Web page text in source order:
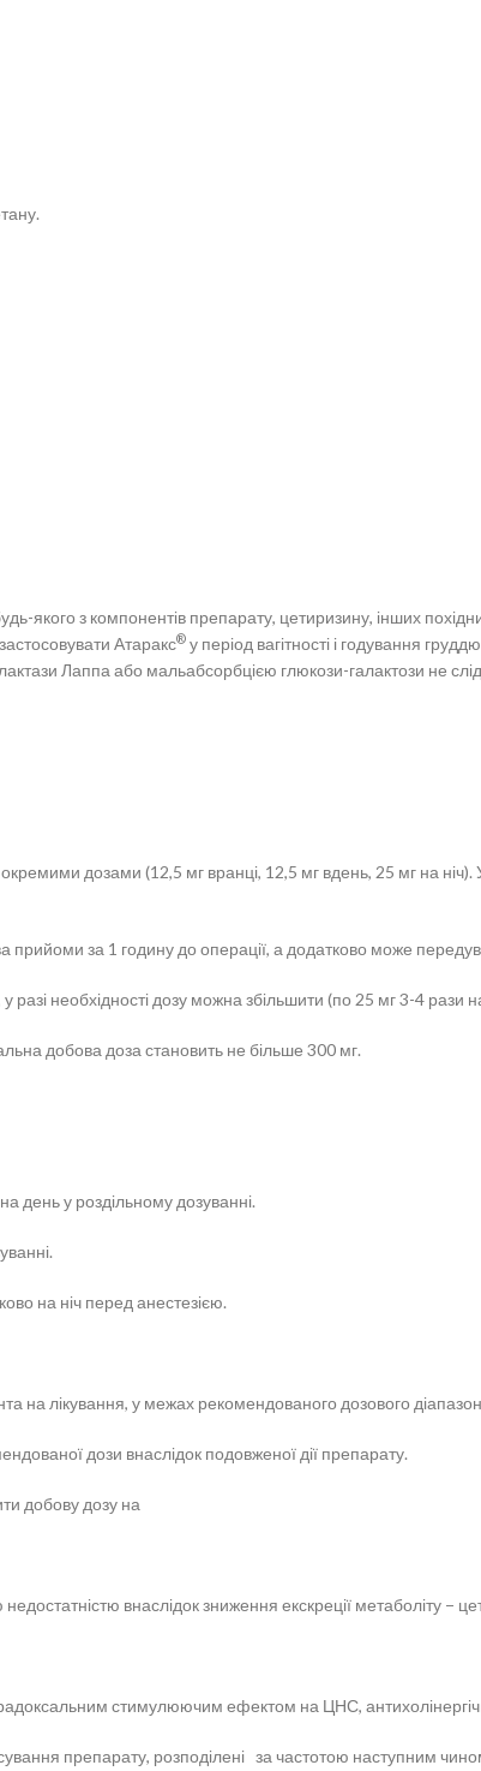
якого з компонентів препарату, цетиризину, інших
Атаракс® у період вагітності і годування
Лаппа або мальабсорбцією глюкози-галактози не
дозами (12,5 мг вранці, 12,5 мг вдень, 25 мг на
прийоми за 1 годину до операції, а додатково може
необхідності дозу можна збільшити (по 25 мг 3-4 рази
добова доза становить не більше 300 мг.
день у роздільному дозуванні.
на ніч перед анестезією.
на лікування, у межах рекомендованого дозового
дози внаслідок подовженої дії препарату.
добову дозу на
внаслідок зниження екскреції метаболіту −
стимулюючим ефектом на ЦНС,
препарату, розподілені за частотою наступним